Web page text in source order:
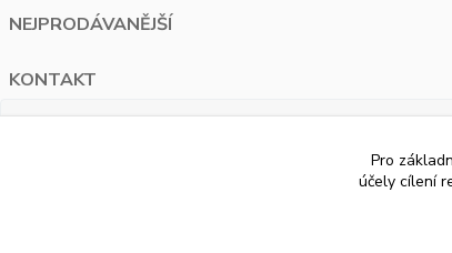
NEJPRODÁVANĚJŠÍ
KONTAKT
Pro
účely cílení